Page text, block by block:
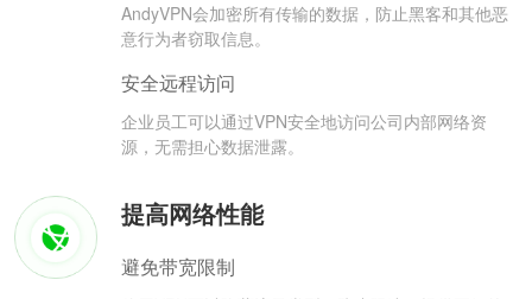
AndyVPN会加密所有传输的数据，防止黑客和其他恶
意行为者窃取信息。
安全远程访问
企业员工可以通过VPN安全地访问公司内部网络资
源，无需担心数据泄露。
提高网络性能
避免带宽限制